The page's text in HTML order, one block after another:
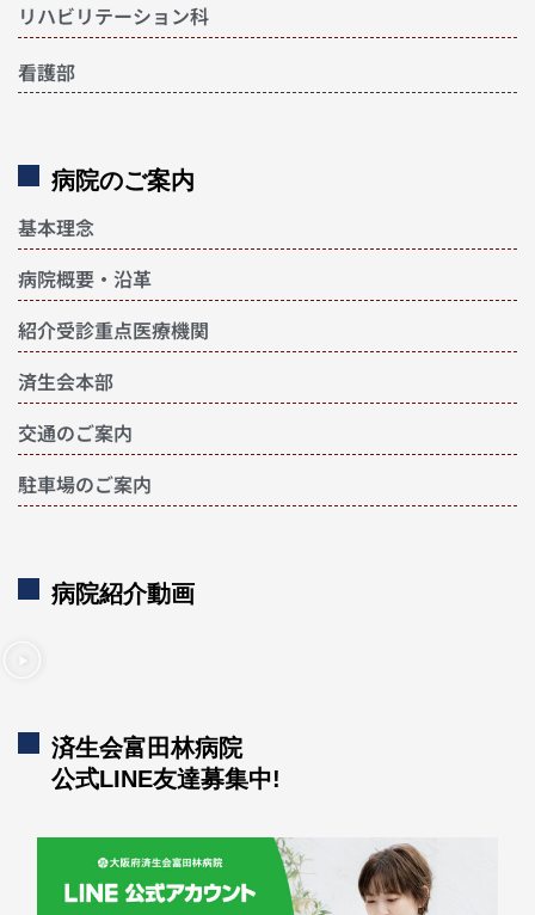
リハビリテーション科
看護部
病院のご案内
基本理念
病院概要・沿革
紹介受診重点医療機関
済生会本部
交通のご案内
駐車場のご案内
病院紹介動画
済生会富田林病院
公式LINE友達募集中!